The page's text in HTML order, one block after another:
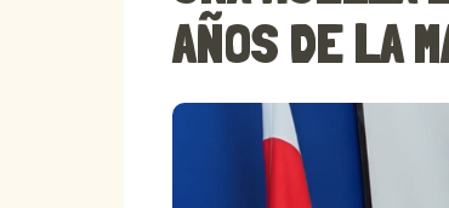
AÑOS DE LA